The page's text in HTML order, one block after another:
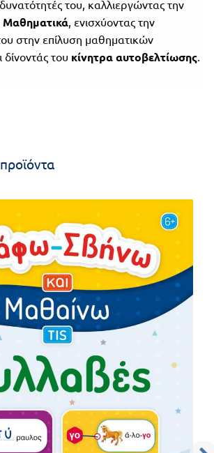
του, καλλιεργώντας την
Μαθηματικά, ενισχύοντας την
στην επίλυση μαθηματικών
του κίνητρα αυτοβελτίωσης.